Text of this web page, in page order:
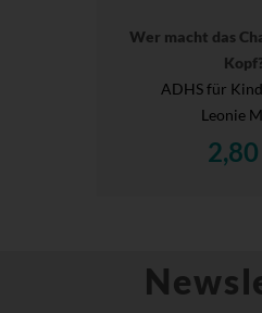
Wer macht das
ADHS für
Leonie